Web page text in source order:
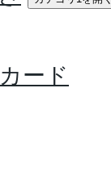
ード